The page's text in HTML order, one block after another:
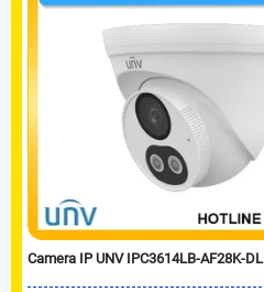
Camera IP UNV IPC3614LB-AF28K-DL